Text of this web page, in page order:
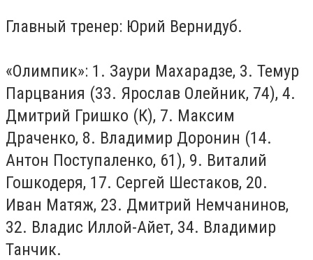
Главный тренер: Юрий Вернидуб.
«Олимпик»: 1. Заури Махарадзе, 3. Темур
Парцвания (33. Ярослав Олейник, 74), 4.
Дмитрий Гришко (К), 7. Максим
Драченко, 8. Владимир Доронин (14.
Антон Поступаленко, 61), 9. Виталий
Гошкодеря, 17. Сергей Шестаков, 20.
Иван Матяж, 23. Дмитрий Немчанинов,
32. Владис Иллой-Айет, 34. Владимир
Танчик.